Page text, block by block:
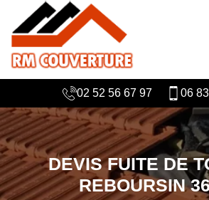
02 52 56 67 97 06
DEVIS FUITE DE
REBOURSIN